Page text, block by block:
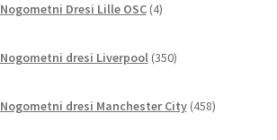
Nogometni Dresi Lille OSC 4izdelki
Nogometni dresi Liverpool 350izdelkov
Nogometni dresi Manchester City 458izdelkov